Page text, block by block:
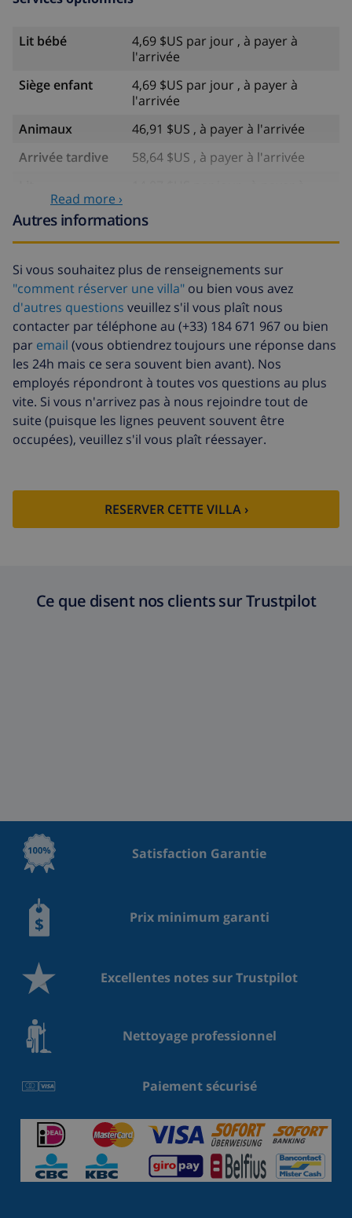
Lit bébé
4,69 $US par jour , à payer à
l'arrivée
Siège enfant
4,69 $US par jour , à payer à
l'arrivée
Animaux
46,91 $US , à payer à l'arrivée
Arrivée tardive
58,64 $US , à payer à l'arrivée
supplémentaire
Draps
supplémentaires
17,59 $US par personne , à
payer à l'arrivée
Serviettes
supplémentaires
8,80 $US par personne , à payer à
l'arrivée
Départ tardif
113,75 $US
Nettoyage
supplémentaire
basée sur consommation
énergétique (52,77 $US/HOUR)
Fonds
d'annulation:
4.80% du montant total
Read more ›
Autres informations
Si vous souhaitez plus de renseignements sur
"comment réserver une villa" ou bien vous avez
d'autres questions veuillez s'il vous plaît nous
contacter par téléphone au (+33) 184 671 967 ou bien
par email (vous obtiendrez toujours une réponse dans
les 24h mais ce sera souvent bien avant). Nos
employés répondront à toutes vos questions au plus
vite. Si vous n'arrivez pas à nous rejoindre tout de
suite (puisque les lignes peuvent souvent être
occupées), veuillez s'il vous plaît réessayer.
RESERVER CETTE VILLA ›
Ce que disent nos clients sur Trustpilot
Satisfaction Garantie
Prix minimum garanti
Excellentes notes sur Trustpilot
Nettoyage professionnel
Paiement sécurisé